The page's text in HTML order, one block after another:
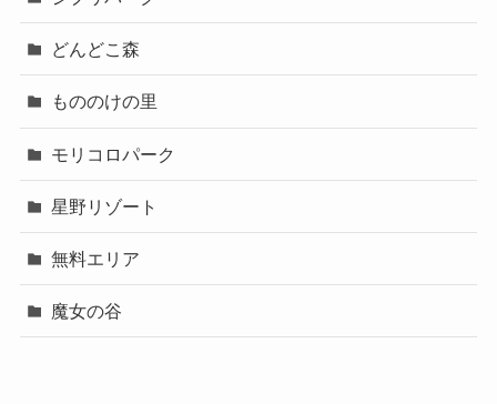
どんどこ森
もののけの里
モリコロパーク
星野リゾート
無料エリア
魔女の谷